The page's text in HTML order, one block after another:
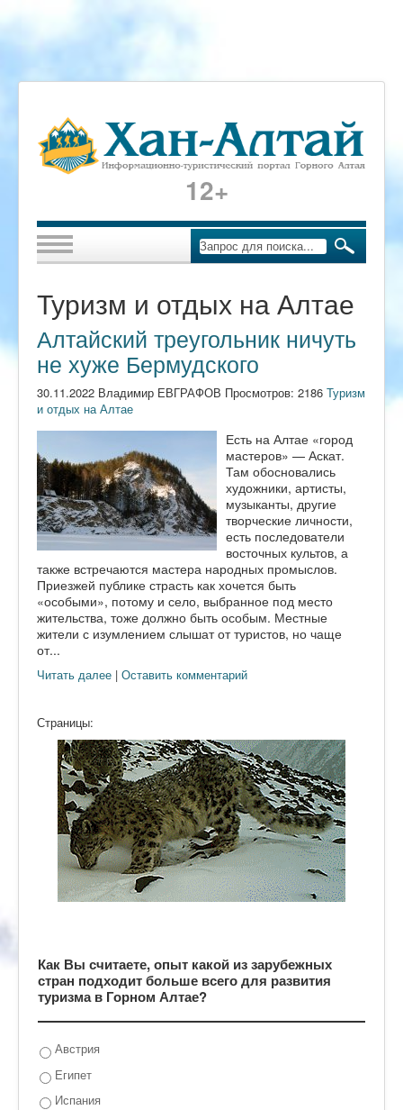
12+
Туризм и отдых на Алтае
Алтайский треугольник ничуть
не хуже Бермудского
30.11.2022 Владимир ЕВГРАФОВ Просмотров: 2186 Туризм
и отдых на Алтае
Есть на Алтае «город
мастеров» — Аскат.
Там обосновались
художники, артисты,
музыканты, другие
творческие личности,
есть последователи
восточных культов, а
также встречаются мастера народных промыслов.
Приезжей публике страсть как хочется быть
«особыми», потому и село, выбранное под место
жительства, тоже должно быть особым. Местные
жители с изумлением слышат от туристов, но чаще
от...
Читать далее | Оставить комментарий
Страницы:
Как Вы считаете, опыт какой из зарубежных
стран подходит больше всего для развития
туризма в Горном Алтае?
Австрия
Египет
Испания